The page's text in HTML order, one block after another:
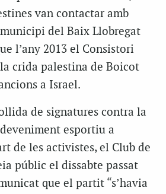
van contactar amb
del Baix Llobregat
l’any 2013 el Consistori
crida palestina de Boicot
a Israel.
de signatures contra la
esportiu a
de les activistes, el Club de
públic el dissabte passat
que el partit “s’havia